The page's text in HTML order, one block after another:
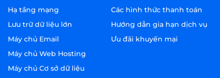
Hạ tầng mạng
Lưu trữ dữ liệu lớn
Máy chủ Email
Máy chủ Web Hosting
Máy chủ Cơ sở dữ liệu
Các hình thức thanh toán
Hướng dẫn gia hạn dịch vụ
Ưu đãi khuyến mại